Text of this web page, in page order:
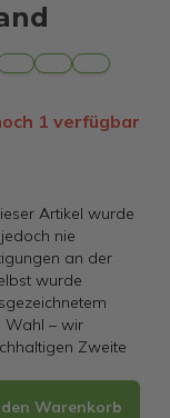
1 verfügbar
Artikel wurde
nie
an der
wurde
Wahl – wir
Zweite
Warenkorb